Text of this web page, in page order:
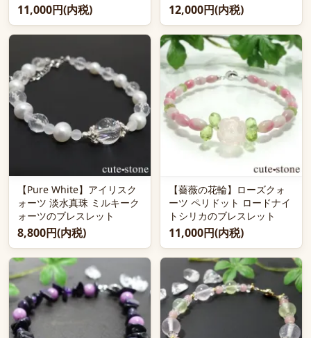
11,000円(内税) 12,000円(内税)
【Pure White】アイリスク
ォーツ 淡水真珠 ミルキーク
ォーツのブレスレット
8,800円(内税)
【薔薇の花輪】ローズクォ
ーツ ペリドット ロードナイ
トシリカのブレスレット
11,000円(内税)